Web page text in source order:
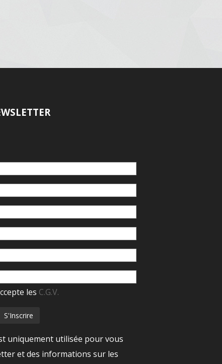
les C.G.V.
uniquement utilisée pour vous
et des informations sur les